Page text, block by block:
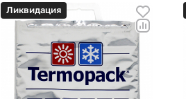
Ликвидация